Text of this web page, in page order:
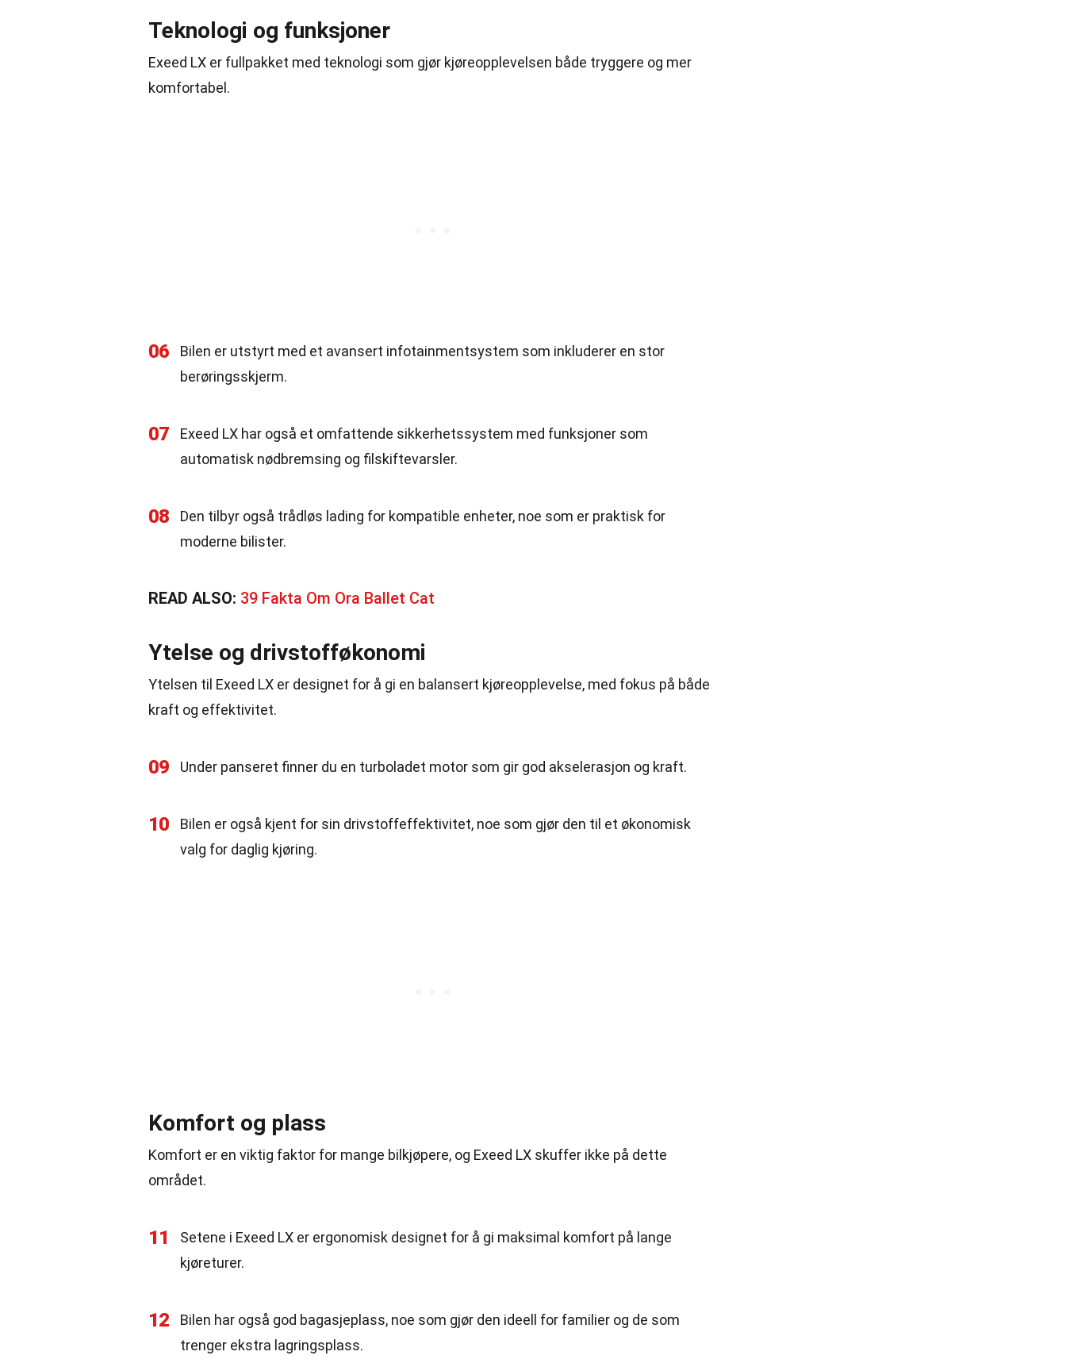
Teknologi og funksjoner
Exeed LX er fullpakket med teknologi som gjør kjøreopplevelsen både tryggere og mer
komfortabel.
06
Bilen er utstyrt med et avansert infotainmentsystem som inkluderer en stor
berøringsskjerm.
07
Exeed LX har også et omfattende sikkerhetssystem med funksjoner som
automatisk nødbremsing og filskiftevarsler.
08
Den tilbyr også trådløs lading for kompatible enheter, noe som er praktisk for
moderne bilister.
READ ALSO: 39 Fakta Om Ora Ballet Cat
Ytelse og drivstofføkonomi
Ytelsen til Exeed LX er designet for å gi en balansert kjøreopplevelse, med fokus på både
kraft og effektivitet.
09 Under panseret finner du en turboladet motor som gir god akselerasjon og kraft.
10
Bilen er også kjent for sin drivstoffeffektivitet, noe som gjør den til et økonomisk
valg for daglig kjøring.
Komfort og plass
Komfort er en viktig faktor for mange bilkjøpere, og Exeed LX skuffer ikke på dette
området.
11
Setene i Exeed LX er ergonomisk designet for å gi maksimal komfort på lange
kjøreturer.
12
Bilen har også god bagasjeplass, noe som gjør den ideell for familier og de som
trenger ekstra lagringsplass.